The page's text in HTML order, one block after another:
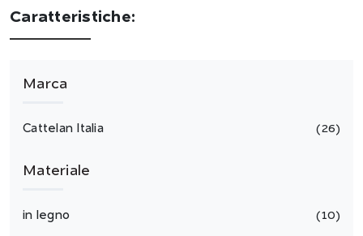
Caratteristiche:
Marca
Cattelan Italia 26
Materiale
in legno 10